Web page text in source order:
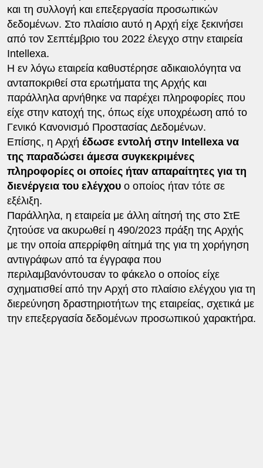
και τη συλλογή και επεξεργασία προσωπικών
δεδομένων. Στο πλαίσιο αυτό η Αρχή είχε ξεκινήσει
από τον Σεπτέμβριο του 2022 έλεγχο στην εταιρεία
Intellexa.
Η εν λόγω εταιρεία καθυστέρησε αδικαιολόγητα να
ανταποκριθεί στα ερωτήματα της Αρχής και
παράλληλα αρνήθηκε να παρέχει πληροφορίες που
είχε στην κατοχή της, όπως είχε υποχρέωση από το
Γενικό Κανονισμό Προστασίας Δεδομένων.
Επίσης, η Αρχή έδωσε εντολή στην Intellexa να
της παραδώσει άμεσα συγκεκριμένες
πληροφορίες οι οποίες ήταν απαραίτητες για τη
διενέργεια του ελέγχουο οποίος ήταν τότε σε
εξέλιξη.
Παράλληλα, η εταιρεία με άλλη αίτησή της στο ΣτΕ
ζητούσε να ακυρωθεί η 490/2023 πράξη της Αρχής
με την οποία απερρίφθη αίτημά της για τη χορήγηση
αντιγράφων από τα έγγραφα που
περιλαμβανόντουσαν το φάκελο ο οποίος είχε
σχηματισθεί από την Αρχή στο πλαίσιο ελέγχου για τη
διερεύνηση δραστηριοτήτων της εταιρείας, σχετικά με
την επεξεργασία δεδομένων προσωπικού χαρακτήρα.